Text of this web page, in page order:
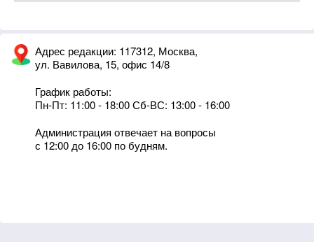
Адрес редакции: 117312, Москва,
ул. Вавилова, 15, офис 14/8
График работы:
Пн-Пт: 11:00 - 18:00 Сб-ВС: 13:00 - 16:00
Администрация отвечает на вопросы
с 12:00 до 16:00 по будням.